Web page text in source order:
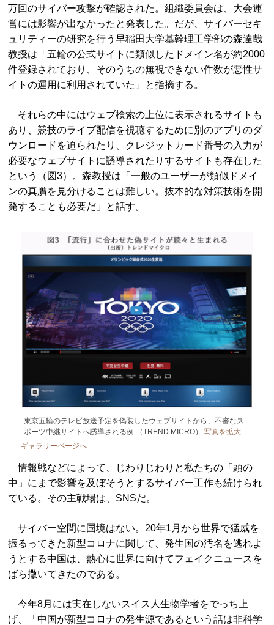
万回のサイバー攻撃が確認された。組織委員会は、大会運
営には影響が出なかったと発表した。だが、サイバーセキ
ュリティーの研究を行う早稲田大学基幹理工学部の森達哉
教授は「五輪の公式サイトに類似したドメイン名が約2000
件登録されており、そのうちの無視できない件数が悪性サ
イトの運用に利用されていた」と指摘する。
それらの中にはウェブ検索の上位に表示されるサイトも
あり、競技のライブ配信を視聴するために別のアプリのダ
ウンロードを迫られたり、クレジットカード番号の入力が
必要なウェブサイトに誘導されたりするサイトも存在した
という（図3）。森教授は「一般のユーザーが類似ドメイ
ンの真贋を見分けることは難しい。抜本的な対策技術を開
発することも必要だ」と話す。
東京五輪のテレビ放送予定を偽装したウェブサイトから、不審なス
ポーツ中継サイトへ誘導される例 （TREND MICRO） 写真を拡大
ギャラリーページへ
情報戦などによって、じわりじわりと私たちの「頭の
中」にまで影響を及ぼそうとするサイバー工作も続けられ
ている。その主戦場は、SNSだ。
サイバー空間に国境はない。20年1月から世界で猛威を
振るってきた新型コロナに関して、発生国の汚名を逃れよ
うとする中国は、熱心に世界に向けてフェイクニュースを
ばら撒いてきたのである。
今年8月には実在しないスイス人生物学者をでっち上
げ、「中国が新型コロナの発生源であるという話は非科学